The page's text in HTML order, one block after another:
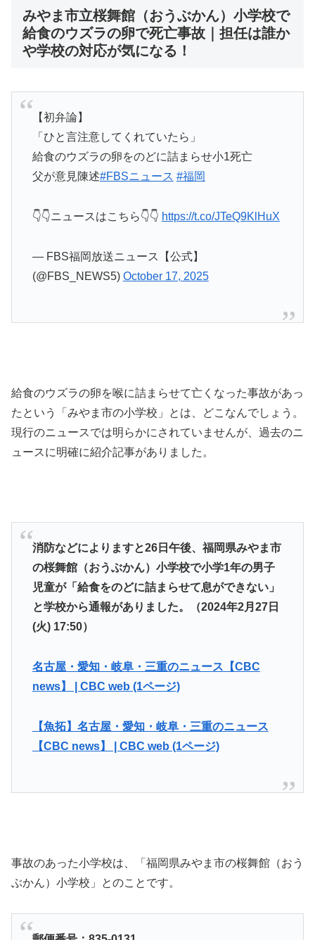
みやま市立桜舞館（おうぶかん）小学校で
給食のウズラの卵で死亡事故｜担任は誰か
や学校の対応が気になる！
【初弁論】
「ひと言注意してくれていたら」
給食のウズラの卵をのどに詰まらせ小1死亡
父が意見陳述#FBSニュース #福岡
👇👇ニュースはこちら👇👇 https://t.co/JTeQ9KlHuX
— FBS福岡放送ニュース【公式】
(@FBS_NEWS5) October 17, 2025
給食のウズラの卵を喉に詰まらせて亡くなった事故があっ
たという「みやま市の小学校」とは、どこなんでしょう。
現行のニュースでは明らかにされていませんが、過去のニ
ュースに明確に紹介記事がありました。
消防などによりますと26日午後、福岡県みやま市
の桜舞館（おうぶかん）小学校で小学1年の男子
児童が「給食をのどに詰まらせて息ができない」
と学校から通報がありました。（2024年2月27日
(火) 17:50）
名古屋・愛知・岐阜・三重のニュース【CBC
news】 | CBC web (1ページ)
【魚拓】名古屋・愛知・岐阜・三重のニュース
【CBC news】 | CBC web (1ページ)
事故のあった小学校は、「福岡県みやま市の桜舞館（おう
ぶかん）小学校」とのことです。